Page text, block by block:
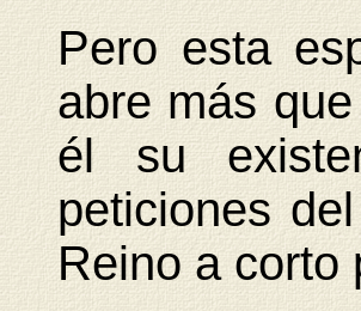
Pero esta
abre más
él su
peticiones
Reino a corto